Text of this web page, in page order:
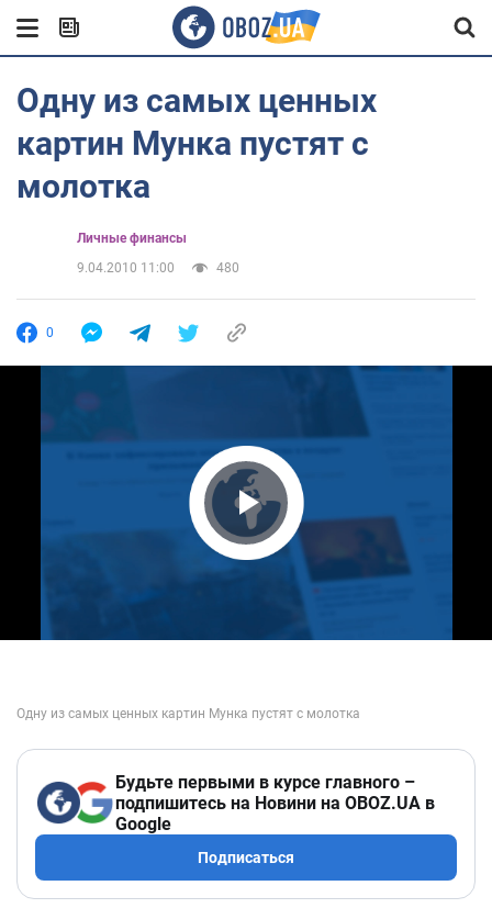
Одну из самых ценных
картин Мунка пустят с
молотка
Личные финансы
9.04.2010 11:00
480
0
Play Video
Будьте первыми в курсе главного –
подпишитесь на Новини на OBOZ.UA в
Google
Подписаться